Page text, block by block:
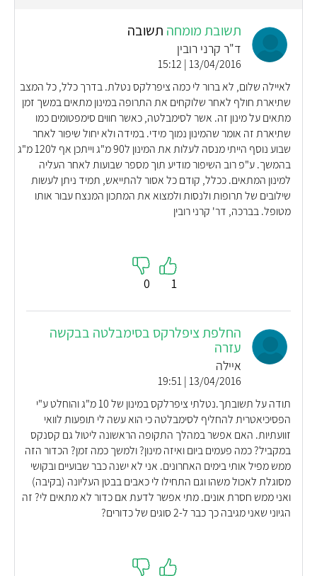
תשובת מומחה תשובה
ד"ר קרני רובין
13/04/2016 | 15:12
לאיילה שלום, לא ברור לי כמה ציפרלקס נטלת. בדרך כלל, כל המצב
שתיארת חולף לאחר שלוקחים את התרופה במינון מתאים במשך זמן
מתאים על מינון זה. אשר לסימבלטה, כאשר חווים סימפטומים כמו
שתיארת זה אומר שהמינון נמוך מידי. במידה ולא יחול שיפור לאחר
שבוע נוסף הייתי מנסה לעלות את המינון ל90 מ"ג וייתכן אף ל120 מ"ג
בהמשך. ע"פ רוב השיפור מודיע תוך מספר שבועות לאחר העליה
למינון המתאים. ככלל, קודם כל אסור להתייאש, תמיד ניתן לעשות
שילובים של תרופות ולנסות ולמצוא את המתכון המנצח עבור אותו
מטופל. בברכה, דר' קרני רובין
1
0
החלפת ציפלרקס בסימבלטה בבקשה
עזרה
איילה
13/04/2016 | 19:51
תודה על תשובתך.נטלתי ציפרלקס במינון של 10 מ"ג והוחלט ע"י
הפסיכיאטרית להחליף לסימבלטה כי הוא עשה לי תופעות לוואי
זוועתיות. האם אפשר במהלך התקופה הראשונה ליטול גם קסנקס
במקביל? כמה פעמים ביום ואיזה מינון? ולמשך כמה זמן? הכדור הזה
ממש מפיל אותי בימים האחרונים. אני לא ישנה כבר שבועיים ובקושי
מסוגלת לאכול משהו וגם התחילו לי כאבים בבטן העליונה (בקיבה)
ואני ממש חסרת אונים. מתי אפשר לדעת אם כדור לא מתאים לי? זה
הגיוני שאני מגיבה כך כבר ל-2 סוגים של כדורים?